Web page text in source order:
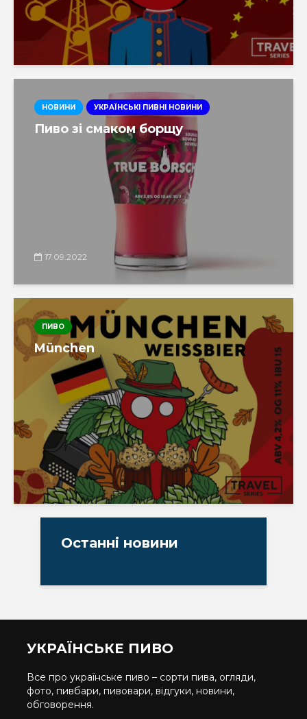
НОВИНИ УКРАЇНСЬКІ ПИВНІ НОВИНИ
Пиво зі смаком борщу
17.09.2022
ПИВО
München
Останні новини
УКРАЇНСЬКЕ ПИВО
Все про українське пиво – сорти пива, огляди,
фото, пивбари, пивовари, відгуки, новини,
обговорення.